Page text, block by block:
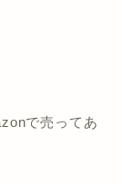
で売ってあ